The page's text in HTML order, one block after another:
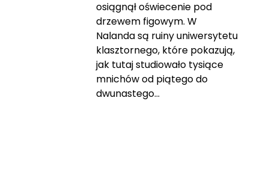
osiągnął oświecenie pod
drzewem figowym. W
Nalanda są ruiny uniwersytetu
klasztornego, które pokazują,
jak tutaj studiowało tysiące
mnichów od piątego do
dwunastego...